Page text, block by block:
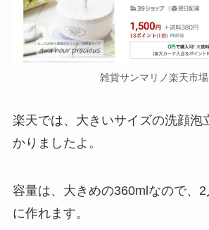
雑貨サンマリノ楽天市
楽天では、大きいサイズの洗顔泡
かりましたよ。
容量は、大きめの360mlなので、
に作れます。